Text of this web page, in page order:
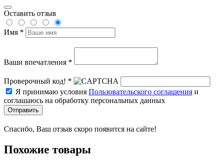
Оставить отзыв
Имя *
Ваши впечатления *
Проверочный код! *
Я принимаю условия Пользовательского соглашения и
соглашаюсь на обработку персональных данных
Отправить
Спасибо, Ваш отзыв скоро появится на сайте!
Похожие товары